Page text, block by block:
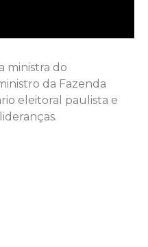
ministra do
da Fazenda
eleitoral paulista e